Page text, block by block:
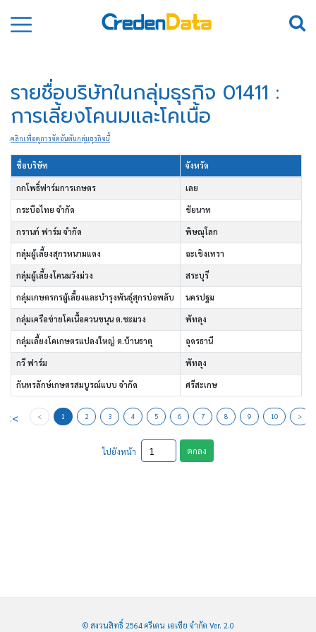
รายชื่อบริษัทในกลุ่มธุรกิจ 01411 :
การเลี้ยงโคนมและโคเนื้อ
คลิกเพื่อดูการจัดอันดับกลุ่มธุรกิจนี้
ชื่อบริษัท จังหวัด
กกโพธิ์ฟาร์มการเกษตร เลย
กระบือไทย จำกัด ชัยนาท
กรานก์ ฟาร์ม จำกัด พิษณุโลก
กลุ่มผู้เลี้ยงสุกรหนามแดง ฉะเชิงเทรา
กลุ่มผู้เลี้ยงโคนมวังม่วง สระบุรี
กลุ่มเกษตรกรผู้เลี้ยงและบำรุงพันธุ์สุกรบ่อพลับ นครปฐม
กลุ่มเครือข่ายโคเนื้อควนขนุน ต.ชะมวง พัทลุง
กลุ่มเลี้ยงโคเกษตรแปลงใหญ่ ต.บ้านธาตุ อุดรธานี
กวี ฟาร์ม พัทลุง
กันทรลักษ์เกษตรสมบูรณ์แบบ จำกัด ศรีสะเกษ
<< < 1 2 3 4 5 6 7 8 9 10 >
ไปยังหน้า ตกลง
© สงวนสิทธิ์ 2564 ครีเดน เอเชีย จำกัด Ver. 2.0